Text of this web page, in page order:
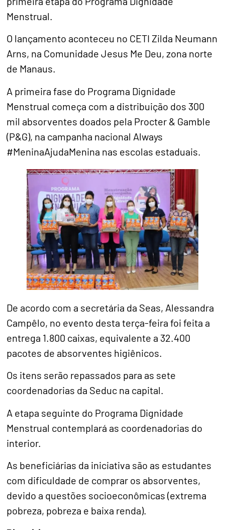
Menstrual.
O lançamento aconteceu no CETI Zilda Neumann
Arns, na Comunidade Jesus Me Deu, zona norte
de Manaus.
A primeira fase do Programa Dignidade
Menstrual começa com a distribuição dos 300
mil absorventes doados pela Procter & Gamble
(P&G), na campanha nacional Always
#MeninaAjudaMenina nas escolas estaduais.
De acordo com a secretária da Seas, Alessandra
Campêlo, no evento desta terça-feira foi feita a
entrega 1.800 caixas, equivalente a 32.400
pacotes de absorventes higiênicos.
Os itens serão repassados para as sete
coordenadorias da Seduc na capital.
A etapa seguinte do Programa Dignidade
Menstrual contemplará as coordenadorias do
interior.
As beneficiárias da iniciativa são as estudantes
com dificuldade de comprar os absorventes,
devido a questões socioeconômicas (extrema
pobreza, pobreza e baixa renda).